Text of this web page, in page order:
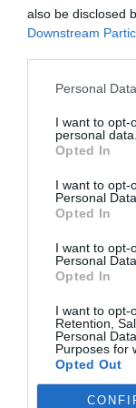
also be disclosed
Downstream
Personal
I want to opt-
personal data.
Opted In
I want to opt-
Personal Data.
Opted In
I want to opt-
Personal
Opted In
I want to opt-
Retention,
Personal
Purposes for
Opted Out
En el B·Travel
permitirán
municipios
habitantes y
Uno de los
Delicious, el
Travel que
recorrido